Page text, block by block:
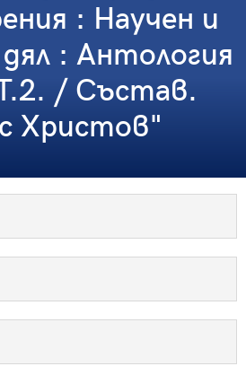
: Научен и
: Антология
/ Състав.
Христов"